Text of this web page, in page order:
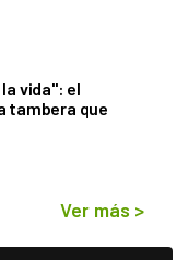
vida": el
tambera que
Ver más >